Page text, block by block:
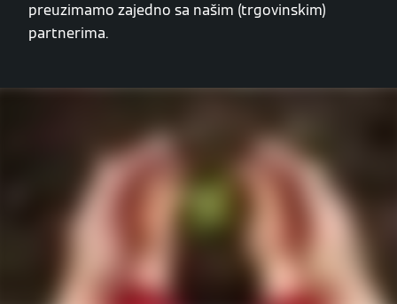
preuzimamo zajedno sa našim (trgovinskim)
partnerima.